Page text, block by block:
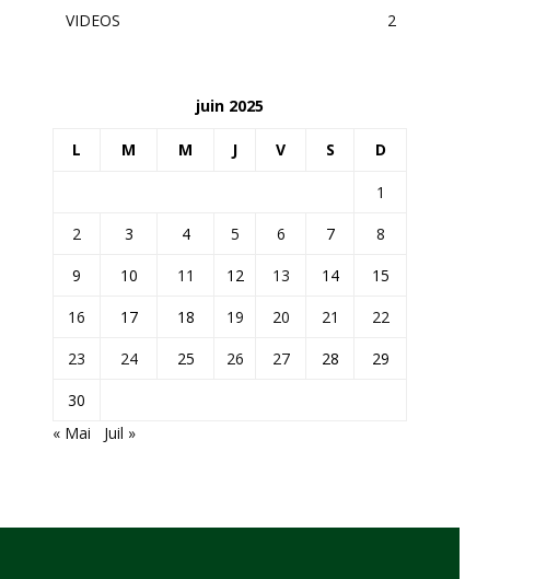
VIDEOS
2
juin 2025
L M M J V S D
1
2
3 4 5 6 7
8
9
10 11 12 13 14
15
16
17 18 19 20 21
22
23
24 25 26 27 28
29
30
« Mai
Juil »